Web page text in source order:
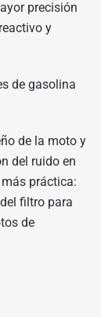
precisión
y
de gasolina
de la moto y
del ruido en
práctica:
filtro para
de